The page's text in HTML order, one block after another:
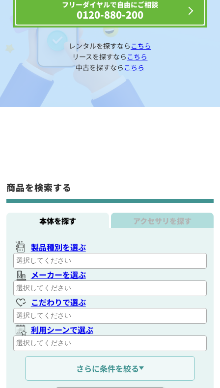
フリーダイヤルで自由にご相談
0120-880-200
レンタルを探すなら こちら
リースを探すなら こちら
中古を探すなら こちら
商品を検索する
本体を探す アクセサリを探す
製品種別を選ぶ
メーカーを選ぶ
こだわりで選ぶ
利用シーンで選ぶ
通信距離を選ぶ
出力を選ぶ
さらに条件を絞る